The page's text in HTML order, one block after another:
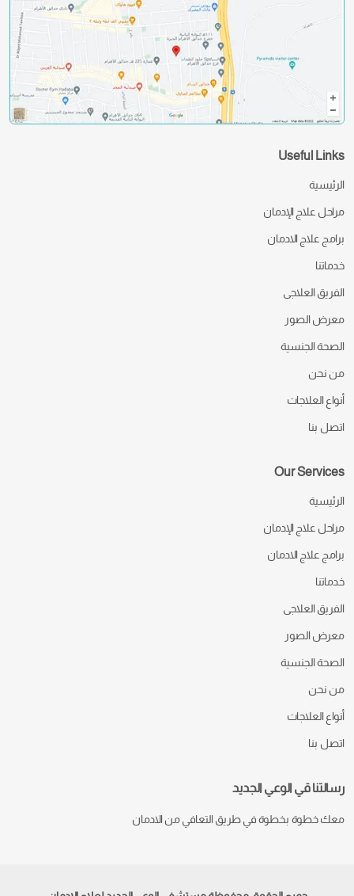
Useful Links
الرئيسية
مراحل علاج الإدمان
برامج علاج الادمان
خدماتنا
الفريق العلاجى
معرض الصور
الصحة الجنسية
من نحن
أنواع العلاجات
اتصل بنا
Our Services
الرئيسية
مراحل علاج الإدمان
برامج علاج الادمان
خدماتنا
الفريق العلاجى
معرض الصور
الصحة الجنسية
من نحن
أنواع العلاجات
اتصل بنا
رسالتنا قي الوعي الجديد
معك خطوة بخطوة في طريق التعافي من الادمان